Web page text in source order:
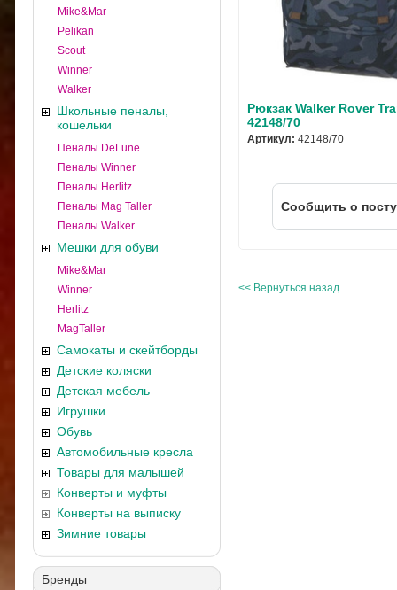
Mike&Mar
Pelikan
Scout
Winner
Walker
Школьные пеналы,
кошельки
Пеналы DeLune
Пеналы Winner
Пеналы Herlitz
Пеналы Mag Taller
Пеналы Walker
Мешки для обуви
Mike&Mar
Winner
Herlitz
MagTaller
Самокаты и скейтборды
Детские коляски
Детская мебель
Игрушки
Обувь
Автомобильные кресла
Товары для малышей
Конверты и муфты
Конверты на выписку
Зимние товары
Бренды
Рюкзак Walker Rover
42148/70
Артикул: 42148/70
Cообщить о
<< Вернуться назад